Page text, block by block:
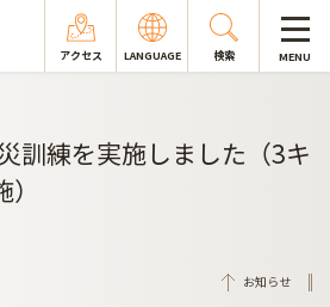
アクセス LANGUAGE 検索 MENU
訓練を実施しました（3キ
お知らせ